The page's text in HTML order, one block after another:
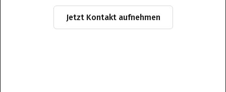
Jetzt Kontakt aufnehmen